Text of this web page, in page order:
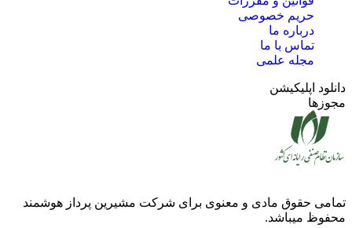
حریم خصوصی
درباره ما
تماس با ما
مجله علمی
دانلود اپلیکیشن
مجوزها
تمامی حقوق مادی و معنوی برای شرکت مشیرین پرداز هوشمند
محفوظ میباشد.